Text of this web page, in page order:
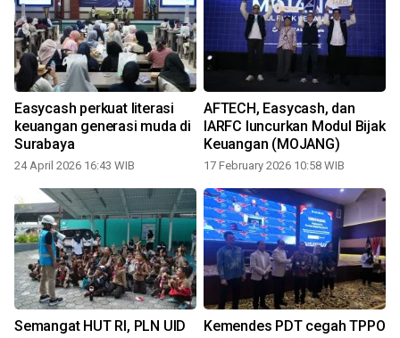
Easycash perkuat literasi
keuangan generasi muda di
Surabaya
24 April 2026 16:43 WIB
AFTECH, Easycash, dan
IARFC luncurkan Modul Bijak
Keuangan (MOJANG)
17 February 2026 10:58 WIB
Semangat HUT RI, PLN UID
Kemendes PDT cegah TPPO